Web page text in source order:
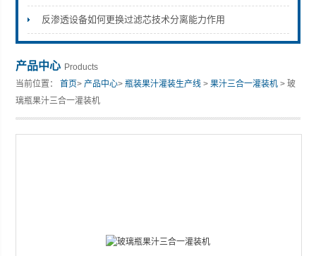
张家港市裕丰饮料机械有限公司
反渗透设备如何更换过滤芯技术分离能力作用
产品中心 Products
当前位置：首页>产品中心>瓶装果汁灌装生产线 >果汁三合一灌装机 > 玻
璃瓶果汁三合一灌装机